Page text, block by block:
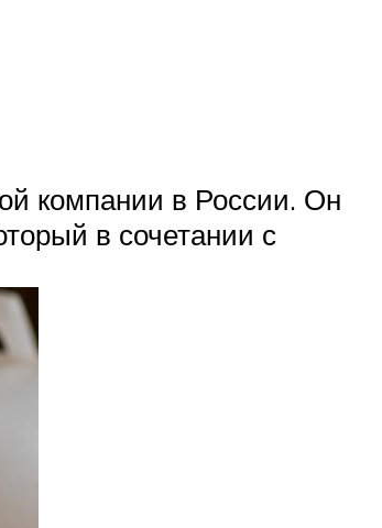
компании в России. Он
в сочетании с